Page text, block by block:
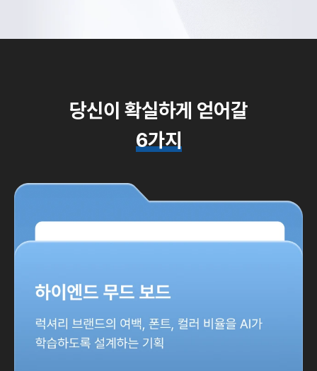
당신이 확실하게 얻어갈
6가지